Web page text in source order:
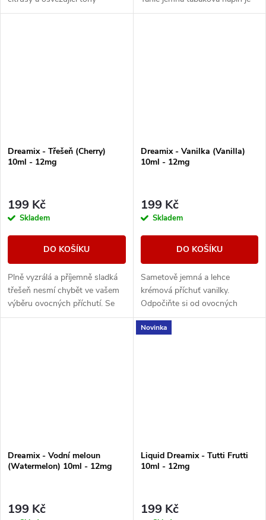
exotického ovoce.
ideální pro celodenní vapování.
Dreamix - Třešeň (Cherry)
10ml - 12mg
199 Kč
Skladem
DO KOŠÍKU
Plně vyzrálá a příjemně sladká
třešeň nesmí chybět ve vašem
výběru ovocných příchutí. Se
svou věrnou chutí se snadno
Dreamix - Vanilka (Vanilla)
10ml - 12mg
199 Kč
Skladem
DO KOŠÍKU
Sametově jemná a lehce
krémová příchuť vanilky.
Odpočiňte si od ovocných
náplní a nechte se zlákat
jedinečností vanilkového aroma.
Dreamix - Vodní meloun
(Watermelon) 10ml - 12mg
199 Kč
Novinka
Liquid Dreamix - Tutti Frutti
10ml - 12mg
199 Kč